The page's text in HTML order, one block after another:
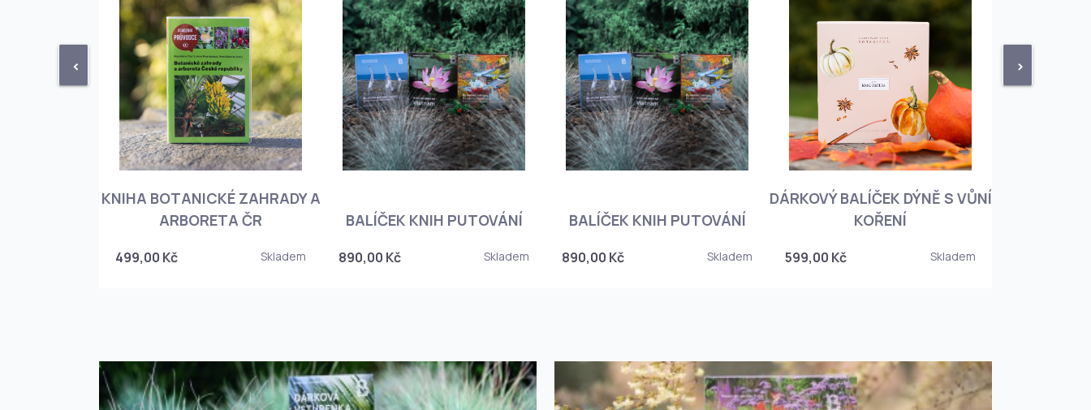
< >
KNIHA BOTANICKÉ ZAHRADY A
ARBORETA ČR
499,00 Kč Skladem
BALÍČEK KNIH PUTOVÁNÍ
890,00 Kč Skladem
BALÍČEK KNIH PUTOVÁNÍ
890,00 Kč Skladem
DÁRKOVÝ BALÍČEK DÝNĚ S VŮNÍ
KOŘENÍ
599,00 Kč Skladem